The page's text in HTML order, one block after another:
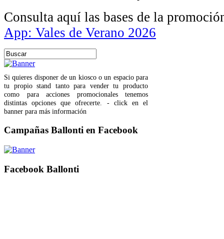
Consulta aquí las bases de la
App: Vales de Verano 2026
Si quieres disponer de un kiosco o un espacio para
tu propio stand tanto para vender tu producto
como para acciones promocionales tenemos
distintas opciones que ofrecerte. - click en el
banner para más información
Campañas Ballonti en Facebook
Facebook Ballonti